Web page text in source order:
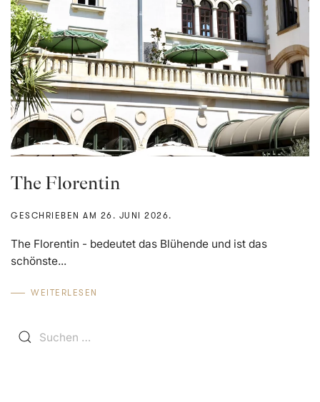
The Florentin
GESCHRIEBEN AM 26. JUNI 2026.
The Florentin - bedeutet das Blühende und ist das
schönste...
WEITERLESEN